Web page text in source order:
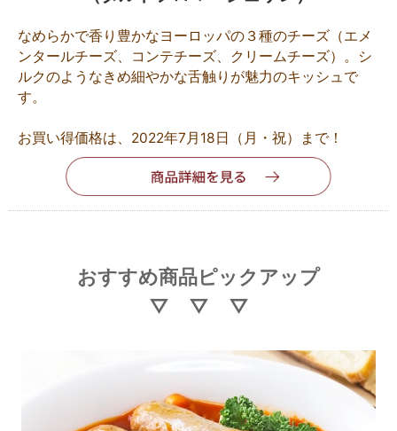
なめらかで香り豊かなヨーロッパの３種のチーズ（エメ
ンタールチーズ、コンテチーズ、クリームチーズ）。シ
ルクのようなきめ細やかな舌触りが魅力のキッシュで
す。
お買い得価格は、2022年7月18日（月・祝）まで！
おすすめ商品ピックアップ
▽ ▽ ▽